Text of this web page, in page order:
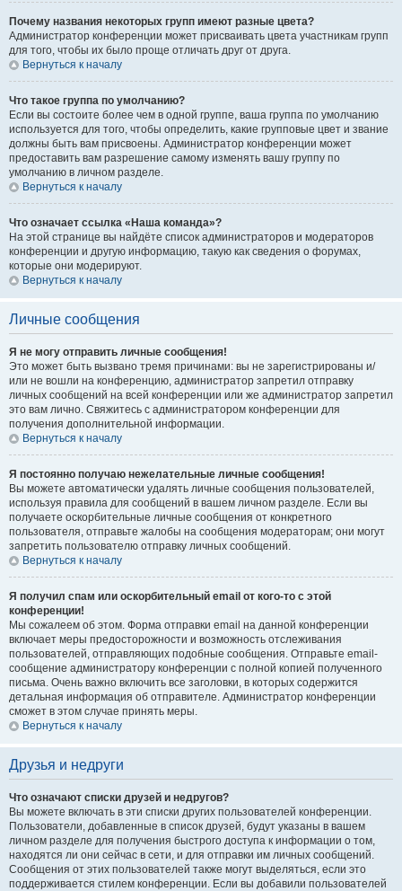
Почему названия некоторых групп имеют разные цвета?
Администратор конференции может присваивать цвета участникам групп
для того, чтобы их было проще отличать друг от друга.
Вернуться к началу
Что такое группа по умолчанию?
Если вы состоите более чем в одной группе, ваша группа по умолчанию
используется для того, чтобы определить, какие групповые цвет и звание
должны быть вам присвоены. Администратор конференции может
предоставить вам разрешение самому изменять вашу группу по
умолчанию в личном разделе.
Вернуться к началу
Что означает ссылка «Наша команда»?
На этой странице вы найдёте список администраторов и модераторов
конференции и другую информацию, такую как сведения о форумах,
которые они модерируют.
Вернуться к началу
Личные сообщения
Я не могу отправить личные сообщения!
Это может быть вызвано тремя причинами: вы не зарегистрированы и/
или не вошли на конференцию, администратор запретил отправку
личных сообщений на всей конференции или же администратор запретил
это вам лично. Свяжитесь с администратором конференции для
получения дополнительной информации.
Вернуться к началу
Я постоянно получаю нежелательные личные сообщения!
Вы можете автоматически удалять личные сообщения пользователей,
используя правила для сообщений в вашем личном разделе. Если вы
получаете оскорбительные личные сообщения от конкретного
пользователя, отправьте жалобы на сообщения модераторам; они могут
запретить пользователю отправку личных сообщений.
Вернуться к началу
Я получил спам или оскорбительный email от кого-то с этой
конференции!
Мы сожалеем об этом. Форма отправки email на данной конференции
включает меры предосторожности и возможность отслеживания
пользователей, отправляющих подобные сообщения. Отправьте email-
сообщение администратору конференции с полной копией полученного
письма. Очень важно включить все заголовки, в которых содержится
детальная информация об отправителе. Администратор конференции
сможет в этом случае принять меры.
Вернуться к началу
Друзья и недруги
Что означают списки друзей и недругов?
Вы можете включать в эти списки других пользователей конференции.
Пользователи, добавленные в список друзей, будут указаны в вашем
личном разделе для получения быстрого доступа к информации о том,
находятся ли они сейчас в сети, и для отправки им личных сообщений.
Сообщения от этих пользователей также могут выделяться, если это
поддерживается стилем конференции. Если вы добавили пользователей